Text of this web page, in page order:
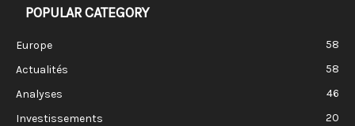
POPULAR CATEGORY
Europe
58
Actualités
58
Analyses
46
Investissements
20